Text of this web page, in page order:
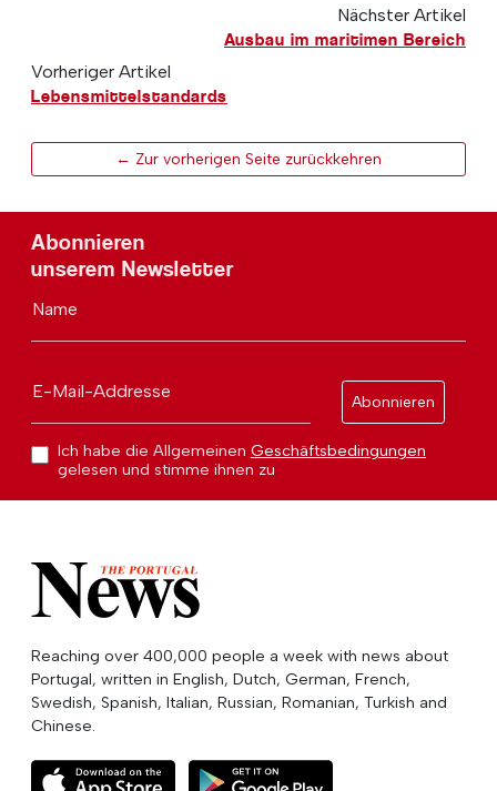
Nächster Artikel
Ausbau im maritimen Bereich
Vorheriger Artikel
Lebensmittelstandards
← Zur vorherigen Seite zurückkehren
Abonnieren
unserem Newsletter
Name
E-Mail-Addresse
Abonnieren
Ich habe die Allgemeinen Geschäftsbedingungen
gelesen und stimme ihnen zu
Reaching over 400,000 people a week with news about
Portugal, written in English, Dutch, German, French,
Swedish, Spanish, Italian, Russian, Romanian, Turkish and
Chinese.